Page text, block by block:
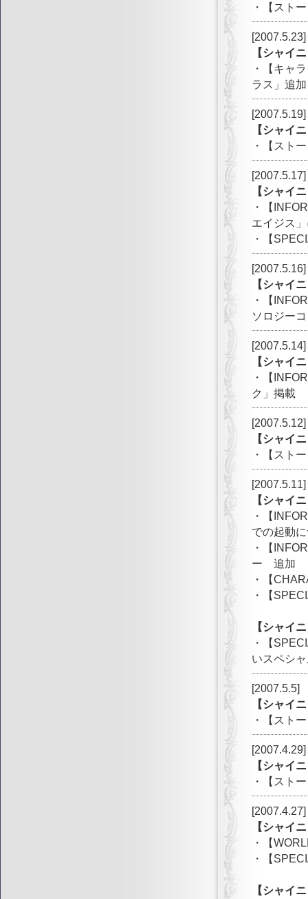
・【スト
[2007.5.23]
【シャイ
・【キャ
ラス」追加
[2007.5.19]
【シャイ
・【スト
[2007.5.17]
【シャイ
・【
エイジス
・【
[2007.5.16]
【シャイ
・【
ソロジー
[2007.5.14]
【シャイ
・【
ク」掲載
[2007.5.12]
【シャイ
・【スト
[2007.5.11]
【シャイ
・【
での起動
・【
ー 追加
・【
・【
【シャイ
・【
いスペシ
[2007.5.5]
【シャイ
・【スト
[2007.4.29]
【シャイ
・【スト
[2007.4.27]
【シャイ
・【
・【
【シャイ